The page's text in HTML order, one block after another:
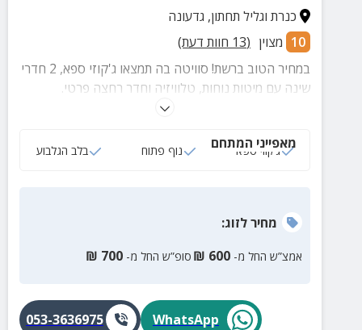
כנרת וגליל תחתון, גדעונה
10 מצוין (
13 חוות דעת)
במחיר הטוב ברשת! סוויטה בה תמצאו ג'קוזי ספא, 2 חדרי
שינה עם מיטות נוחות, טלוויזיה וחדר רחצה פרטי.
לסוויטה מרפסת הצופה לנוף מהמם ובה פינת ישיבה
מאפייני המתחם
ג‘קוזי ספא נוף פתוח בלב הגלבוע
מחירלזוג:
אמצ”ש החל מ- 600
₪ סופ”ש החל מ- 700
₪
WhatsApp
053-3636975